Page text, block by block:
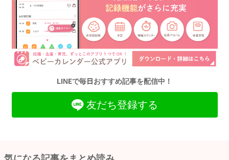
LINEで毎日おすすめ記事を配信中！
友だち登録する